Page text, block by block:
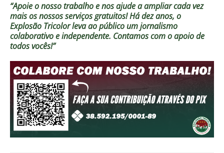
“Apoie o nosso trabalho e nos ajude a ampliar cada vez
mais os nossos serviços gratuitos!Há dez anos, o
Explosão Tricolor leva ao público um jornalismo
colaborativo e independente. Contamos com o apoio de
todos vocês!”